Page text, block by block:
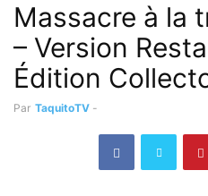
Massacre à la
– Version
Édition
Par TaquitoTV -